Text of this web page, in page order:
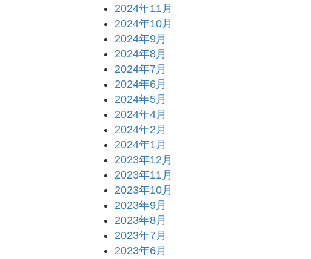
2024年11月
2024年10月
2024年9月
2024年8月
2024年7月
2024年6月
2024年5月
2024年4月
2024年2月
2024年1月
2023年12月
2023年11月
2023年10月
2023年9月
2023年8月
2023年7月
2023年6月